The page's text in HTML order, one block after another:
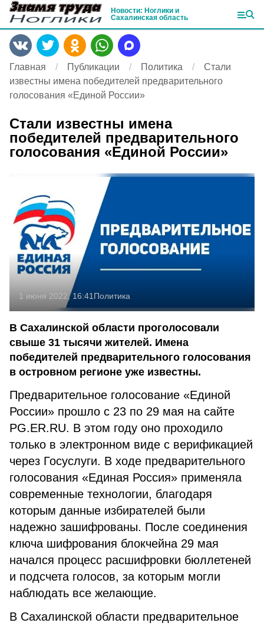
Новости: Ноглики и
Сахалинская область
Главная Публикации Политика
Стали
известны имена победителей предварительного
голосования «Единой России»
Стали известны имена
победителей предварительного
голосования «Единой России»
1 июня 2022, 16:41 Политика
В Сахалинской области проголосовали
свыше 31 тысячи жителей. Имена
победителей предварительного голосования
в островном регионе уже известны.
Предварительное голосование «Единой
России» прошло с 23 по 29 мая на сайте
PG.ER.RU. В этом году оно проходило
только в электронном виде с верификацией
через Госуслуги. В ходе предварительного
голосования «Единая Россия» применяла
современные технологии, благодаря
которым данные избирателей были
надежно зашифрованы. После соединения
ключа шифрования блокчейна 29 мая
начался процесс расшифровки бюллетеней
и подсчета голосов, за которым могли
наблюдать все желающие.
В Сахалинской области предварительное